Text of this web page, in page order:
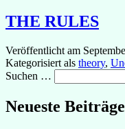
THE RULES
Veröffentlicht am
Kategorisiert als theory,
Suchen …
Neueste Beiträge